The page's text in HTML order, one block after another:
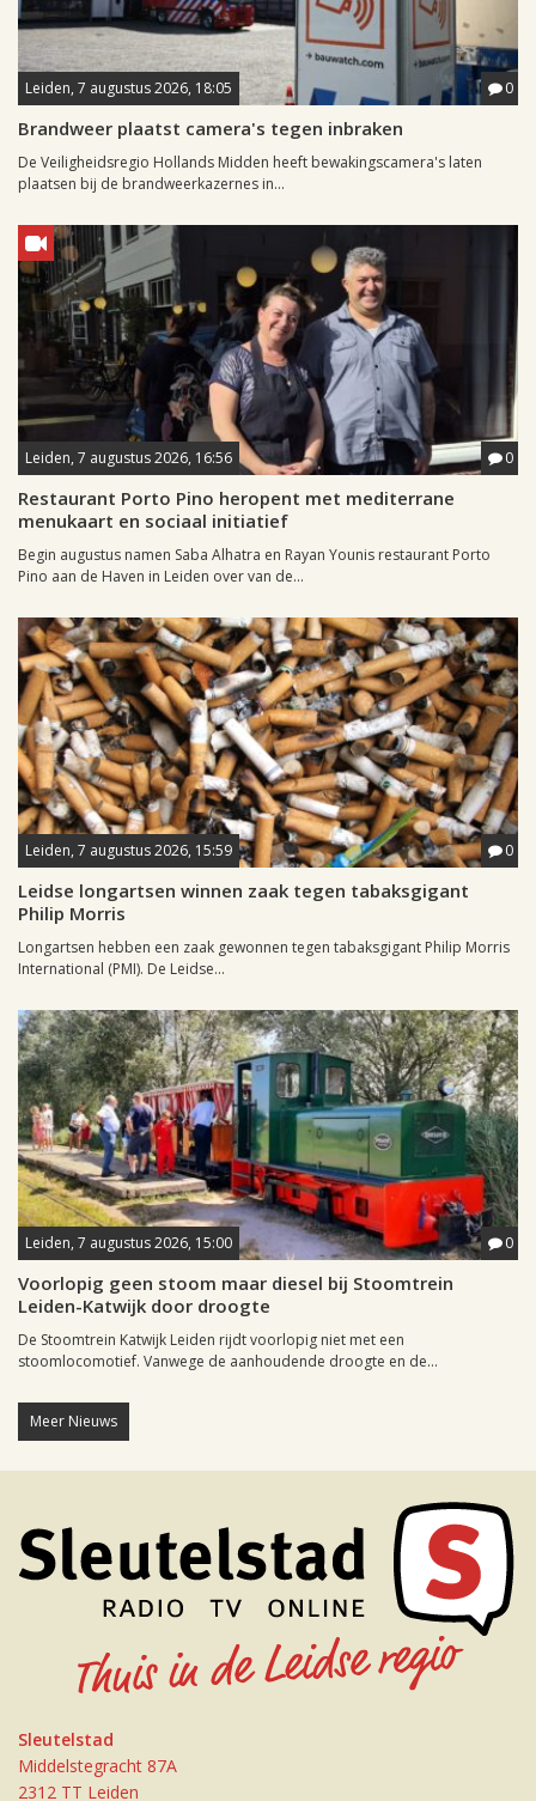
Leiden, 7 augustus 2026, 18:05 0
Brandweer plaatst camera's tegen inbraken
De Veiligheidsregio Hollands Midden heeft bewakingscamera's laten
plaatsen bij de brandweerkazernes in...
Leiden, 7 augustus 2026, 16:56 0
Restaurant Porto Pino heropent met mediterrane
menukaart en sociaal initiatief
Begin augustus namen Saba Alhatra en Rayan Younis restaurant Porto
Pino aan de Haven in Leiden over van de...
Leiden, 7 augustus 2026, 15:59 0
Leidse longartsen winnen zaak tegen tabaksgigant
Philip Morris
Longartsen hebben een zaak gewonnen tegen tabaksgigant Philip Morris
International (PMI). De Leidse...
Leiden, 7 augustus 2026, 15:00 0
Voorlopig geen stoom maar diesel bij Stoomtrein
Leiden-Katwijk door droogte
De Stoomtrein Katwijk Leiden rijdt voorlopig niet met een
stoomlocomotief. Vanwege de aanhoudende droogte en de...
Meer Nieuws
Sleutelstad
Middelstegracht 87A
2312 TT Leiden